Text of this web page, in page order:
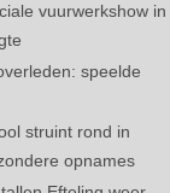
vuurwerkshow in
speelde
struint rond in
opnames